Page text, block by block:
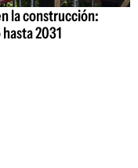
la construcción:
2031